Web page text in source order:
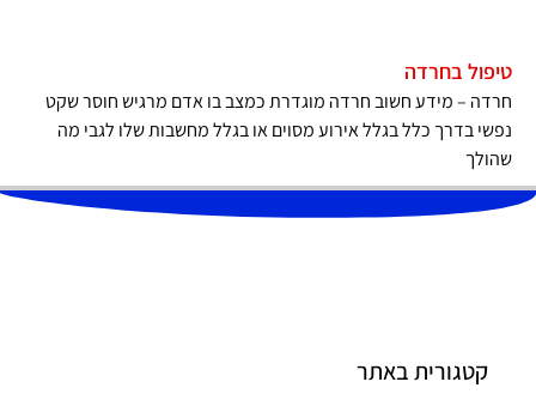
טיפול בחרדה
חרדה – מידע חשוב חרדה מוגדרת כמצב בו אדם מרגיש חוסר שקט
נפשי בדרך כלל בגלל אירוע מסוים או בגלל מחשבות שלו לגבי מה
שהולך
קטגורית באתר